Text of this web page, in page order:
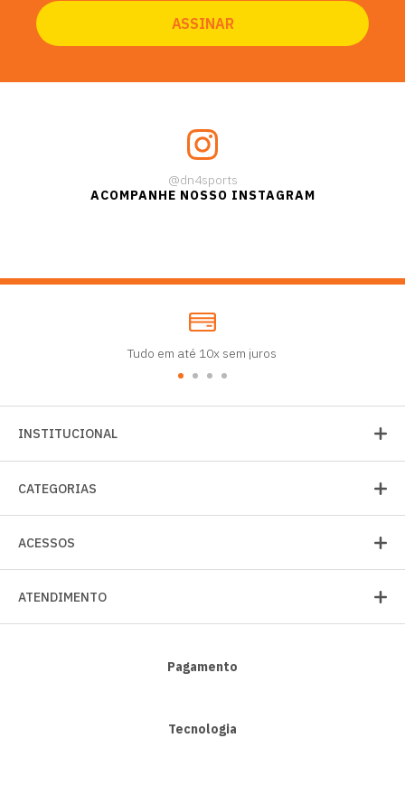
@dn4sports
ACOMPANHE NOSSO INSTAGRAM
Tudo em até 10x sem juros
INSTITUCIONAL
CATEGORIAS
ACESSOS
ATENDIMENTO
Pagamento
Tecnologia